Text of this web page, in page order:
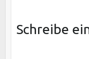
Schreibe